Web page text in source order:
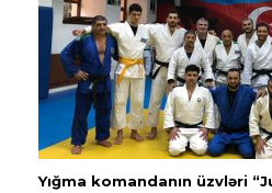
Yığma komandanın üzvləri